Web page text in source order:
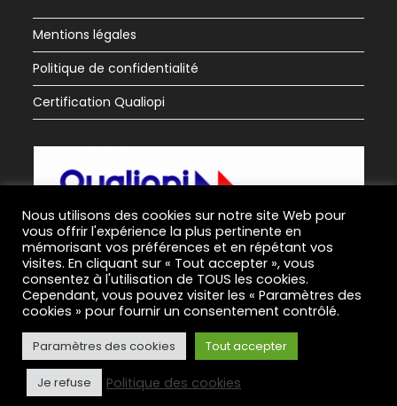
Mentions légales
Politique de confidentialité
Certification Qualiopi
Nous utilisons des cookies sur notre site Web pour
vous offrir l'expérience la plus pertinente en
mémorisant vos préférences et en répétant vos
visites. En cliquant sur « Tout accepter », vous
consentez à l'utilisation de TOUS les cookies.
Cependant, vous pouvez visiter les « Paramètres des
cookies » pour fournir un consentement contrôlé.
Paramètres des cookies Tout accepter
Je refuse Politique des cookies